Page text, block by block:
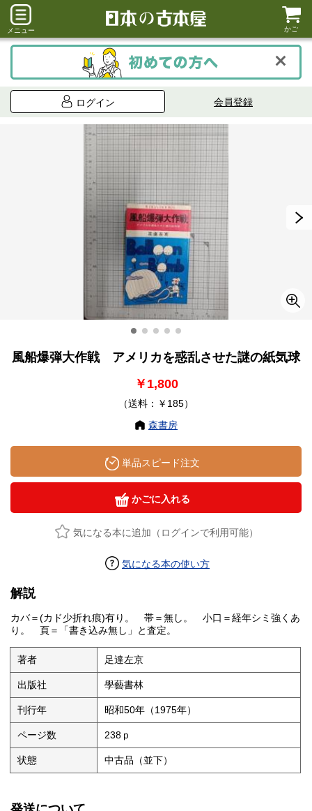
メニュー かご
ログイン 会員登録
風船爆弾大作戦 アメリカを惑乱させた謎の紙気球
￥1,800
（送料：￥185）
森書房
単品スピード注文
かごに入れる
気になる本に追加（ログインで利用可能）
気になる本の使い方
解説
カバ＝(カド少折れ痕)有り。 帯＝無し。 小口＝経年シミ強くあ
り。 頁＝「書き込み無し」と査定。
著者 足達左京
出版社 學藝書林
刊行年 昭和50年（1975年）
ページ数 238ｐ
状態 中古品（並下）